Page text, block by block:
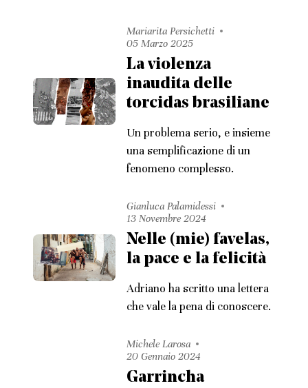
Mariarita Persichetti
05 Marzo 2025
La violenza
inaudita delle
torcidas brasiliane
Un problema serio, e insieme
una semplificazione di un
fenomeno complesso.
Gianluca Palamidessi
13 Novembre 2024
Nelle (mie) favelas,
la pace e la felicità
Adriano ha scritto una lettera
che vale la pena di conoscere.
Michele Larosa
20 Gennaio 2024
Garrincha